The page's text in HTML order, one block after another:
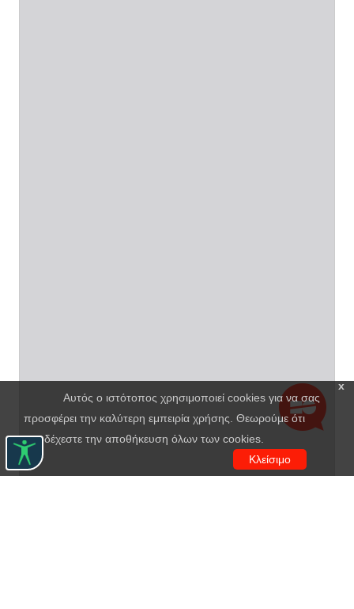
x
Αυτός ο ιστότοπος χρησιμοποιεί cookies για να σας
προσφέρει την καλύτερη εμπειρία χρήσης. Θεωρούμε ότι
αποδέχεστε την αποθήκευση όλων των cookies.
Κλείσιμο